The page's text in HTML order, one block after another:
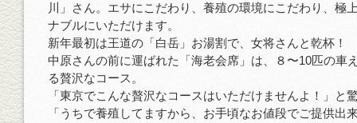
川」さん。エサにこだわり、養殖の環境にこだわり、極
ナブルにいただけます。
新年最初は王道の「白岳」お湯割で、女将さんと乾杯！
中原さんの前に運ばれた「海老会席」は、８〜10匹の車
る贅沢なコース。
「東京でこんな贅沢なコースはいただけませんよ！」と
「うちで養殖してますから、お手頃なお値段でご提供出